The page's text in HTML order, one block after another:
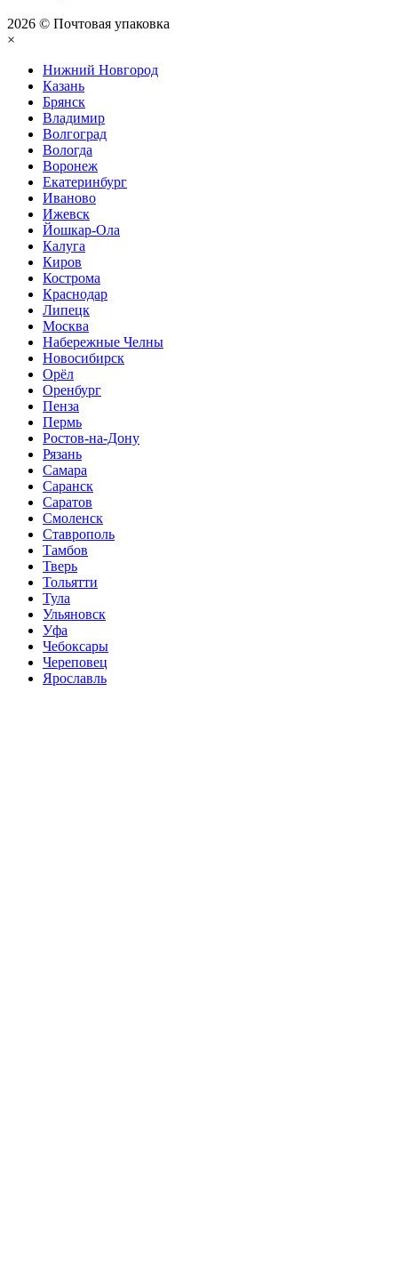
2026 © Почтовая упаковка
×
Нижний Нoвгород
Казань
Брянск
Владимир
Волгоград
Вологда
Воронеж
Екатеринбург
Иваново
Ижевск
Йошкар-Ола
Калуга
Киров
Кострома
Краснодар
Липецк
Москва
Набережные Челны
Новосибирск
Орёл
Оренбург
Пенза
Пермь
Ростов-на-Дону
Рязань
Самара
Саранск
Саратов
Смоленск
Ставрополь
Тамбов
Тверь
Тольятти
Тула
Ульяновск
Уфа
Чебоксары
Череповец
Ярославль